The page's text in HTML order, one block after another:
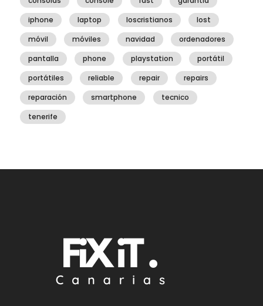
iphone
laptop loscristianos
lost
móvil
móviles navidad
ordenadores
pantalla
phone playstation
portátil
portátiles
reliable repair
repairs
reparación
smartphone
tecnico
tenerife